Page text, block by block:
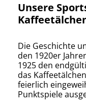
Unsere
Die Geschichte
den 1920er
1925 den
das
feierlich
Punktspiele